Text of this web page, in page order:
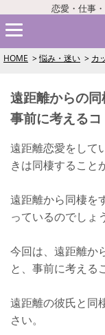
恋愛・仕事
HOME 悩み・迷い カ
遠距離からの
事前に考えるコ
遠距離恋愛をして
きは同棲すること
遠距離から同棲を
っているのでしょ
今回は、遠距離か
と、事前に考える
遠距離の彼氏と同
さい。